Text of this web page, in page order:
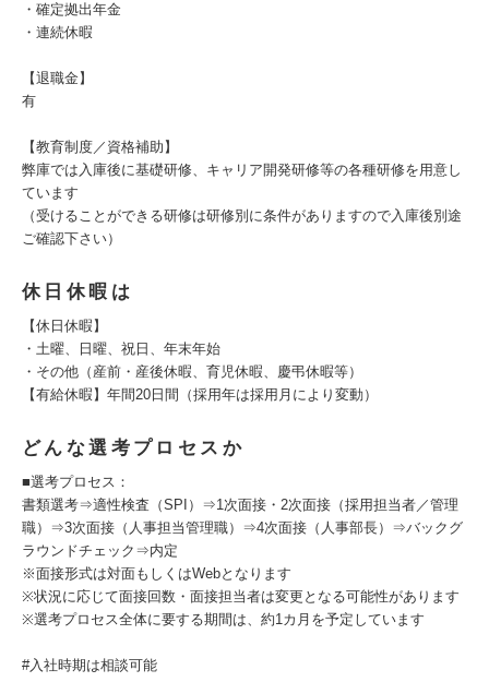
・確定拠出年金
・連続休暇
【退職金】
有
【教育制度／資格補助】
弊庫では入庫後に基礎研修、キャリア開発研修等の各種研修を用意し
ています
（受けることができる研修は研修別に条件がありますので入庫後別途
ご確認下さい）
休日休暇は
【休日休暇】
・土曜、日曜、祝日、年末年始
・その他（産前・産後休暇、育児休暇、慶弔休暇等）
【有給休暇】年間20日間（採用年は採用月により変動）
どんな選考プロセスか
■選考プロセス：
書類選考⇒適性検査（SPI）⇒1次面接・2次面接（採用担当者／管理
職）⇒3次面接（人事担当管理職）⇒4次面接（人事部長）⇒バックグ
ラウンドチェック⇒内定
※面接形式は対面もしくはWebとなります
※状況に応じて面接回数・面接担当者は変更となる可能性があります
※選考プロセス全体に要する期間は、約1カ月を予定しています
#⼊社時期は相談可能